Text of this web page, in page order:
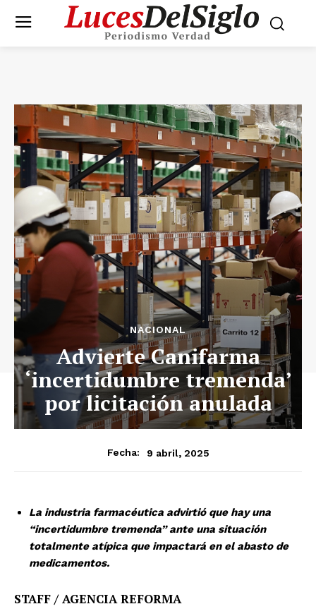
NACIONAL
Advierte Canifarma
‘incertidumbre tremenda’
por licitación anulada
Fecha: 9 abril, 2025
La industria farmacéutica advirtió que hay una
“incertidumbre tremenda” ante una situación
totalmente atípica que impactará en el abasto de
medicamentos.
STAFF / AGENCIA REFORMA